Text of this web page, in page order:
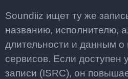
Soundiiz ищет ту же
названию, исполнителю,
длительности и данным о
сервисов. Если доступен
записи (ISRC), он